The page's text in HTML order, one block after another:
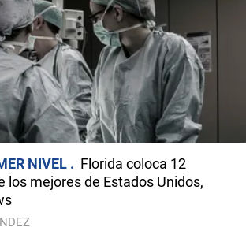
NIVEL
Florida coloca 12
los mejores de Estados Unidos,